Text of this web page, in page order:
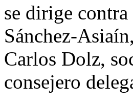
se dirige
Sánchez-
Carlos Dolz,
consejero